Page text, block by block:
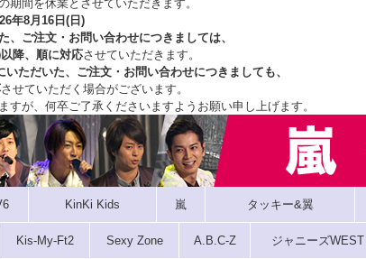
期間を休業とさせていただきます。
年8月16日(日)
、ご注文・お問い合わせにつきましては、
降、順に対応させていただきます。
いただいた、ご注文・ お問い合わせにつきましても、
させていただく場合がございます。
すが、 何卒ご了承くださいますようお願い申し上げます。
KinKi Kids 嵐 タッキー&翼
Kis-My-Ft2 Sexy Zone A.B.C-Z ジャニーズWEST